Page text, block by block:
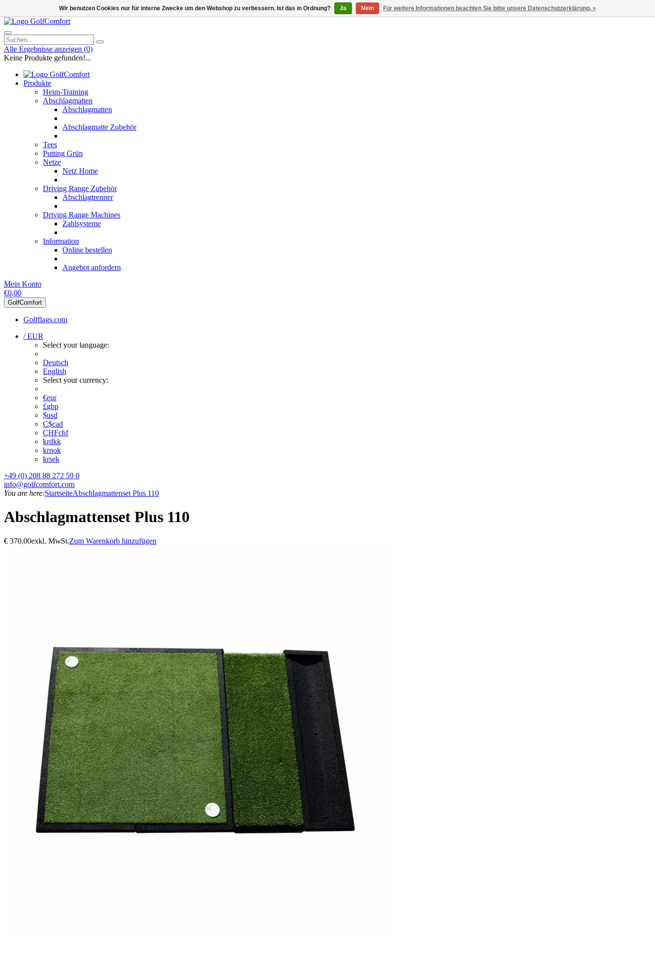
Alle Ergebnisse anzeigen (0)
Keine Produkte gefunden!...
Produkte
Heim-Training
Abschlagmatten
Abschlagmatten
Abschlagmatte Zubehör
Tees
Putting Grün
Netze
Netz Home
Driving Range Zubehör
Abschlagtrenner
Driving Range Machines
Zahlsysteme
Information
Online bestellen
Angebot anfordern
Mein Konto
€0,00
GolfComfort
Golfflags.com
/ EUR
Select your language:
Deutsch
English
Select your currency:
€eur
£gbp
$usd
C$cad
CHFchf
krdkk
krnok
krsek
+49 (0) 208 88 272 59 0
info@golfcomfort.com
You are here:StartseiteAbschlagmattenset Plus 110
Abschlagmattenset Plus 110
€ 370,00exkl. MwSt.Zum Warenkorb hinzufügen
Wir benutzen Cookies nur für interne Zwecke um den Webshop zu verbessern. Ist das in Ordnung? Ja Nein Für weitere Informationen beachten Sie bitte unsere Datenschutzerklärung. »